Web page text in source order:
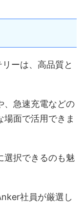
ーは、高品質と
、急速充電などの
面で活用できま
選択できるのも魅
社員が厳選し